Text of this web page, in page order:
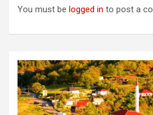
You must be logged in to post a